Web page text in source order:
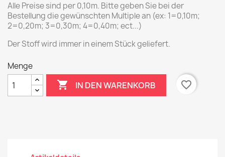
Alle Preise sind per 0,10m. Bitte geben Sie bei der
Bestellung die gewünschten Multiple an (ex: 1=0,10m;
2=0,20m; 3=0,30m; 4=0,40m; ect...)
Der Stoff wird immer in einem Stück geliefert.
Menge
 IN DEN WARENKORB favorite_border